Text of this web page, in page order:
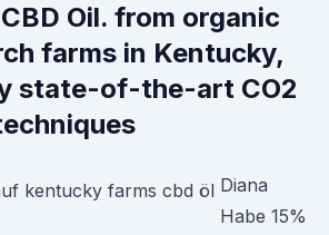
Oil. from organic
farms in Kentucky,
state-of-the-art CO2
Diana
Habe 15%